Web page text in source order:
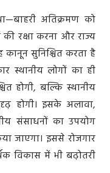
अतिक्रमण को
रक्षा करना और राज्य
कानून सुनिश्चित करता है
स्थानीय लोगों का ही
होगी, बल्कि स्थानीय
होगी। इसके अलावा,
संसाधनों का उपयोग
जाएगा। इससे रोजगार
विकास में भी बढ़ोतरी